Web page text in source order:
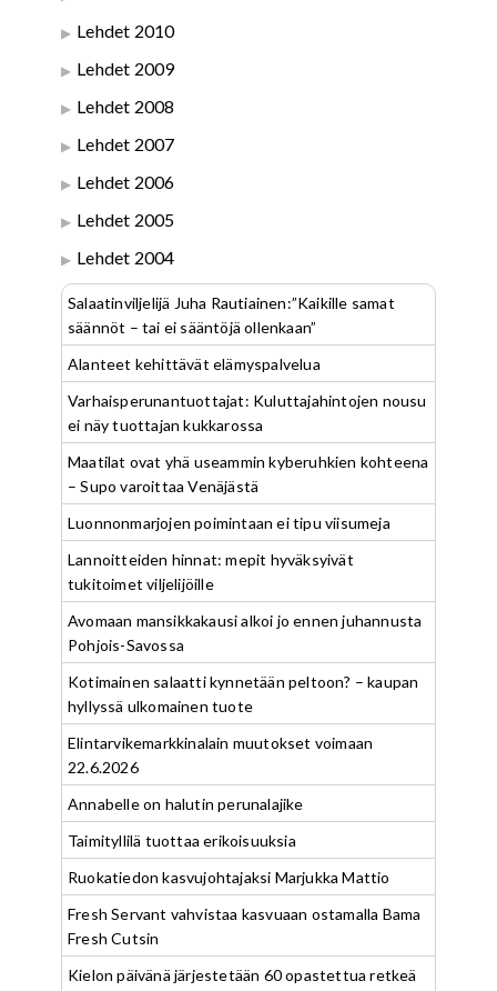
Lehdet 2010
Lehdet 2009
Lehdet 2008
Lehdet 2007
Lehdet 2006
Lehdet 2005
Lehdet 2004
Salaatinviljelijä Juha Rautiainen:”Kaikille samat
säännöt – tai ei sääntöjä ollenkaan”
Alanteet kehittävät elämyspalvelua
Varhaisperunantuottajat: Kuluttajahintojen nousu
ei näy tuottajan kukkarossa
Maatilat ovat yhä useammin kyberuhkien kohteena
– Supo varoittaa Venäjästä
Luonnonmarjojen poimintaan ei tipu viisumeja
Lannoitteiden hinnat: mepit hyväksyivät
tukitoimet viljelijöille
Avomaan mansikkakausi alkoi jo ennen juhannusta
Pohjois-Savossa
Kotimainen salaatti kynnetään peltoon? – kaupan
hyllyssä ulkomainen tuote
Elintarvikemarkkinalain muutokset voimaan
22.6.2026
Annabelle on halutin perunalajike
Taimityllilä tuottaa erikoisuuksia
Ruokatiedon kasvujohtajaksi Marjukka Mattio
Fresh Servant vahvistaa kasvuaan ostamalla Bama
Fresh Cutsin
Kielon päivänä järjestetään 60 opastettua retkeä